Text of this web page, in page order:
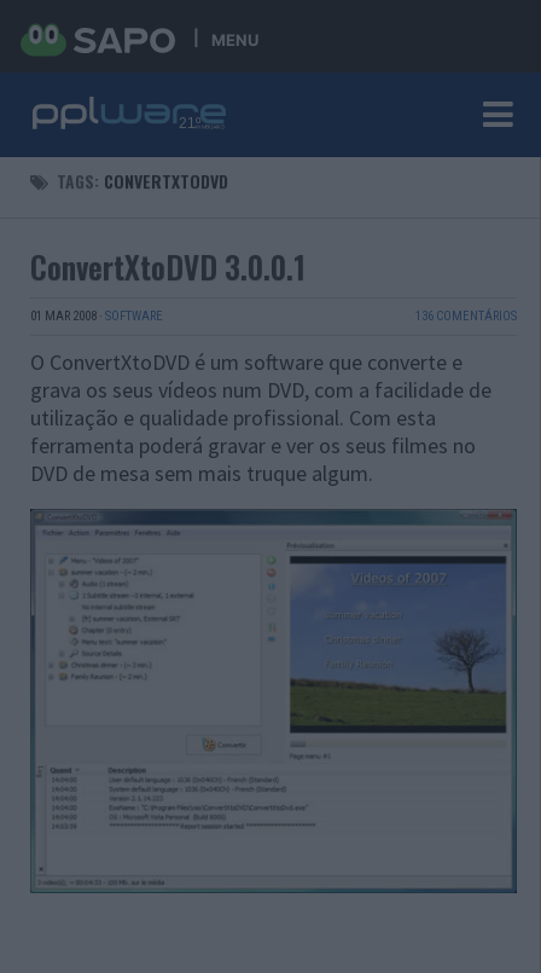
MENU
TAGS: CONVERTXTODVD
ConvertXtoDVD 3.0.0.1
01 MAR 2008 · SOFTWARE 136 COMENTÁRIOS
O ConvertXtoDVD é um software que converte e
grava os seus vídeos num DVD, com a facilidade de
utilização e qualidade profissional. Com esta
ferramenta poderá gravar e ver os seus filmes no
DVD de mesa sem mais truque algum.